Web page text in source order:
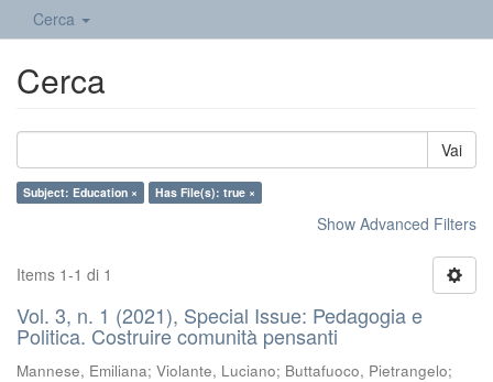
Cerca
Cerca
Vai
Subject: Education × Has File(s): true ×
Show Advanced Filters
Items 1-1 di 1
Vol. 3, n. 1 (2021), Special Issue: Pedagogia e
Politica. Costruire comunità pensanti
Mannese, Emiliana; Violante, Luciano; Buttafuoco, Pietrangelo;